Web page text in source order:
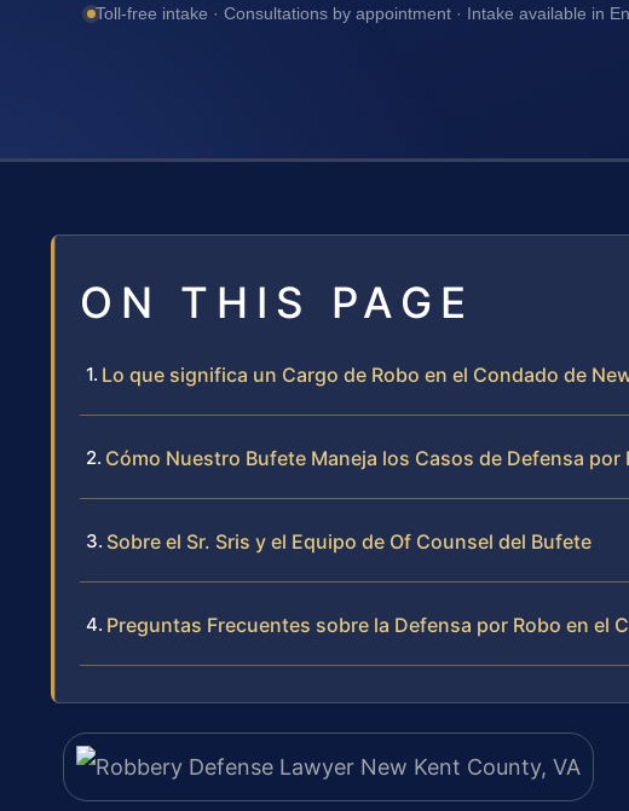
Toll-free intake · Consultations by appointment · Intake available in
ON THIS PAGE
Lo que significa un Cargo de Robo en el Condado de
Cómo Nuestro Bufete Maneja los Casos de Defensa por
Sobre el Sr. Sris y el Equipo de Of Counsel del Bufete
Preguntas Frecuentes sobre la Defensa por Robo en el